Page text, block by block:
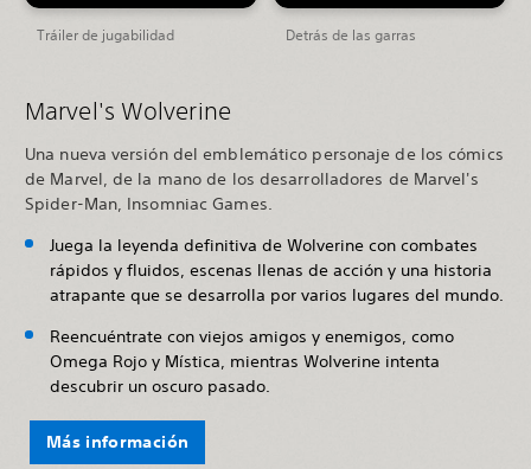
Tráiler de jugabilidad Detrás de las garras
Marvel's Wolverine
Una nueva versión del emblemático personaje de los cómics
de Marvel, de la mano de los desarrolladores de Marvel's
Spider-Man, Insomniac Games.
Juega la leyenda definitiva de Wolverine con combates
rápidos y fluidos, escenas llenas de acción y una historia
atrapante que se desarrolla por varios lugares del mundo.
Reencuéntrate con viejos amigos y enemigos, como
Omega Rojo y Mística, mientras Wolverine intenta
descubrir un oscuro pasado.
Más información